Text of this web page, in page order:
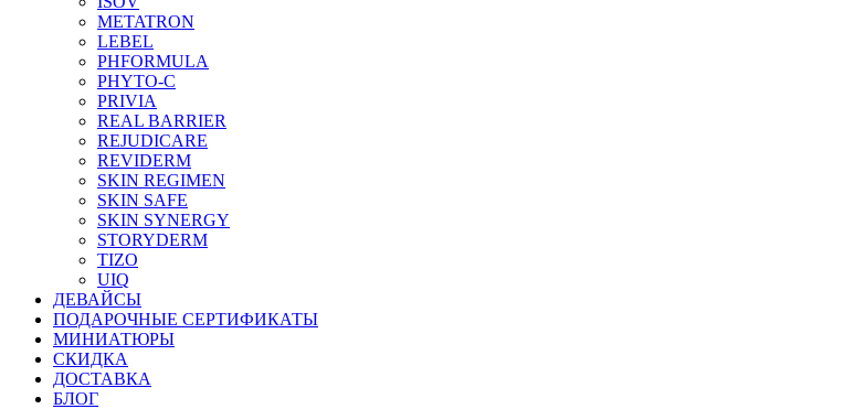
METATRON
LEBEL
PHFORMULA
PHYTO-C
PRIVIA
REAL BARRIER
REJUDICARE
REVIDERM
SKIN REGIMEN
SKIN SAFE
SKIN SYNERGY
STORYDERM
TIZO
UIQ
ДЕВАЙСЫ
ПОДАРОЧНЫЕ СЕРТИФИКАТЫ
МИНИАТЮРЫ
СКИДКА
ДОСТАВКА
БЛОГ